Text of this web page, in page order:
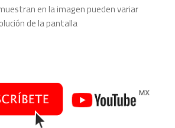
en la imagen pueden variar
de la pantalla